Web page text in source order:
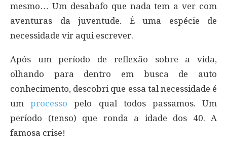
mesmo… Um desabafo que nada tem a ver com
aventuras da juventude. É uma espécie de
necessidade vir aqui escrever.
Após um período de reflexão sobre a vida,
olhando para dentro em busca de auto
conhecimento, descobri que essa tal necessidade é
umprocesso pelo qual todos passamos. Um
período (tenso) que ronda a idade dos 40. A
famosa crise!